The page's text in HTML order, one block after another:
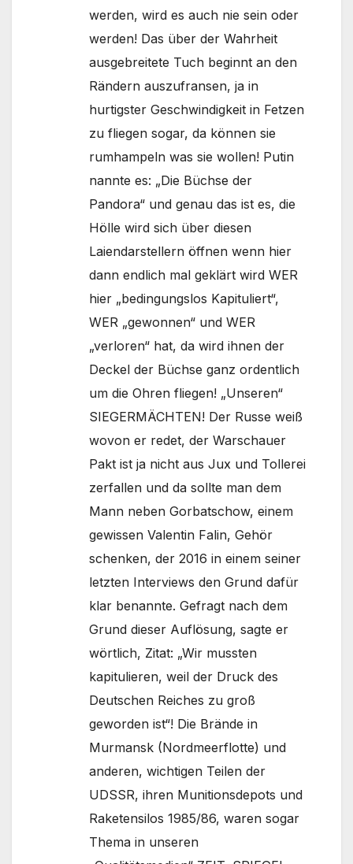
werden, wird es auch nie sein oder
werden! Das über der Wahrheit
ausgebreitete Tuch beginnt an den
Rändern auszufransen, ja in
hurtigster Geschwindigkeit in Fetzen
zu fliegen sogar, da können sie
rumhampeln was sie wollen! Putin
nannte es: „Die Büchse der
Pandora“ und genau das ist es, die
Hölle wird sich über diesen
Laiendarstellern öffnen wenn hier
dann endlich mal geklärt wird WER
hier „bedingungslos Kapituliert“,
WER „gewonnen“ und WER
„verloren“ hat, da wird ihnen der
Deckel der Büchse ganz ordentlich
um die Ohren fliegen! „Unseren“
SIEGERMÄCHTEN! Der Russe weiß
wovon er redet, der Warschauer
Pakt ist ja nicht aus Jux und Tollerei
zerfallen und da sollte man dem
Mann neben Gorbatschow, einem
gewissen Valentin Falin, Gehör
schenken, der 2016 in einem seiner
letzten Interviews den Grund dafür
klar benannte. Gefragt nach dem
Grund dieser Auflösung, sagte er
wörtlich, Zitat: „Wir mussten
kapitulieren, weil der Druck des
Deutschen Reiches zu groß
geworden ist“! Die Brände in
Murmansk (Nordmeerflotte) und
anderen, wichtigen Teilen der
UDSSR, ihren Munitionsdepots und
Raketensilos 1985/86, waren sogar
Thema in unseren